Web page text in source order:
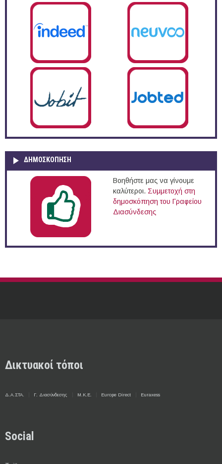
ΔΗΜΟΣΚΌΠΗΣΗ
Βοηθήστε μας να γίνουμε
καλύτεροι. Συμμετοχή στη
δημοσκόπηση του Γραφείου
Διασύνδεσης
Δικτυακοί τόποι
Δ.Α.ΣΤΑ. Γ. Διασύνδεσης Μ.Κ.Ε. Europe Direct Euraxess
Social